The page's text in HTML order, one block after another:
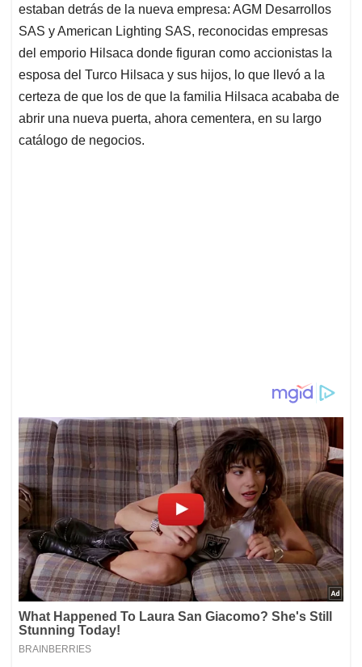
estaban detrás de la nueva empresa: AGM Desarrollos
SAS y American Lighting SAS, reconocidas empresas
del emporio Hilsaca donde figuran como accionistas la
esposa del Turco Hilsaca y sus hijos, lo que llevó a la
certeza de que los de que la familia Hilsaca acababa de
abrir una nueva puerta, ahora cementera, en su largo
catálogo de negocios.